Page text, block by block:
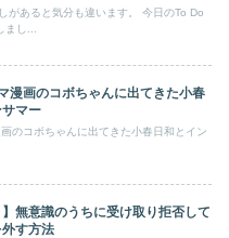
があると気分も違います。 今日のTo Do
まし...
漫画のコボちゃんに出てきた小春
サマー
のコボちゃんに出てきた小春日和とイン
】無意識のうちに受け取り拒否して
す方法